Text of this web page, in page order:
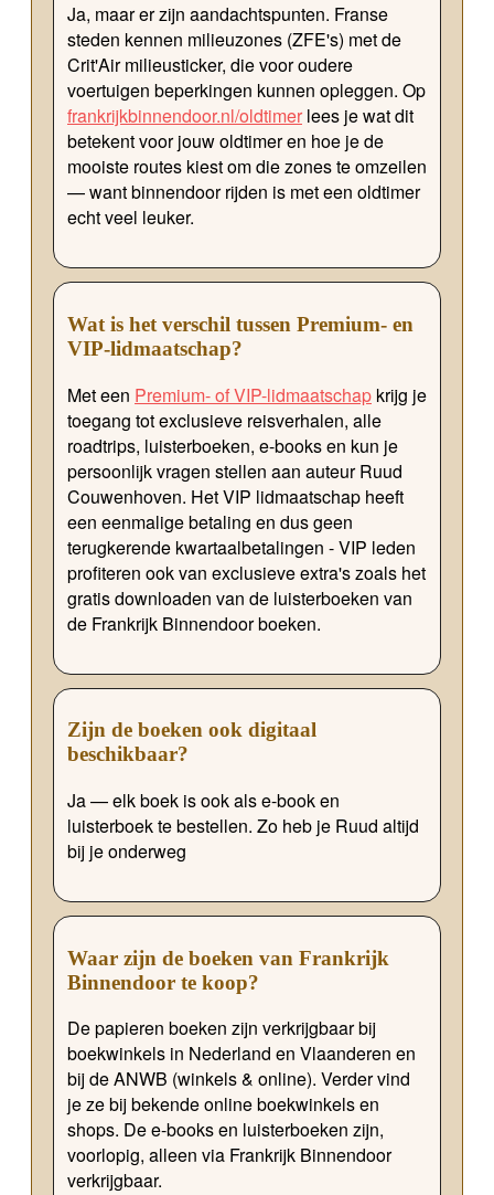
Ja, maar er zijn aandachtspunten. Franse
steden kennen milieuzones (ZFE's) met de
Crit'Air milieusticker, die voor oudere
voertuigen beperkingen kunnen opleggen. Op
frankrijkbinnendoor.nl/oldtimer lees je wat dit
betekent voor jouw oldtimer en hoe je de
mooiste routes kiest om die zones te omzeilen
— want binnendoor rijden is met een oldtimer
echt veel leuker.
Wat is het verschil tussen Premium- en
VIP-lidmaatschap?
Met een Premium- of VIP-lidmaatschap krijg je
toegang tot exclusieve reisverhalen, alle
roadtrips, luisterboeken, e-books en kun je
persoonlijk vragen stellen aan auteur Ruud
Couwenhoven. Het VIP lidmaatschap heeft
een eenmalige betaling en dus geen
terugkerende kwartaalbetalingen - VIP leden
profiteren ook van exclusieve extra's zoals het
gratis downloaden van de luisterboeken van
de Frankrijk Binnendoor boeken.
Zijn de boeken ook digitaal
beschikbaar?
Ja — elk boek is ook als e-book en
luisterboek te bestellen. Zo heb je Ruud altijd
bij je onderweg
Waar zijn de boeken van Frankrijk
Binnendoor te koop?
De papieren boeken zijn verkrijgbaar bij
boekwinkels in Nederland en Vlaanderen en
bij de ANWB (winkels & online). Verder vind
je ze bij bekende online boekwinkels en
shops. De e-books en luisterboeken zijn,
voorlopig, alleen via Frankrijk Binnendoor
verkrijgbaar.